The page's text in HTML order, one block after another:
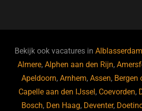
b
o
o
k
ky dI
n
Bekijk ook vacatures inAlblasserdam
Almere,Alphen aan den Rijn,
Apeldoorn,Arnhem,Assen, Bergen
Capelle aan den IJssel , Coevorden,
Bosch, Den Haag, Deventer,